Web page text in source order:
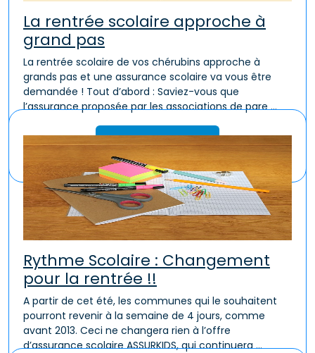
La rentrée scolaire approche à
grand pas
La rentrée scolaire de vos chérubins approche à
grands pas et une assurance scolaire va vous être
demandée ! Tout d’abord : Saviez-vous que
l’assurance proposée par les associations de pare ...
Lire la suite
Rythme Scolaire : Changement
pour la rentrée !!
A partir de cet été, les communes qui le souhaitent
pourront revenir à la semaine de 4 jours, comme
avant 2013. Ceci ne changera rien à l’offre
d’assurance scolaire ASSURKIDS, qui continuera ...